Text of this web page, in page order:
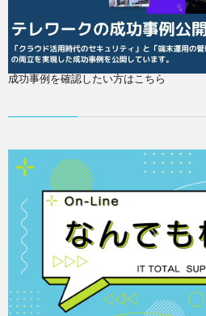
成功事例を確認したい方はこちら